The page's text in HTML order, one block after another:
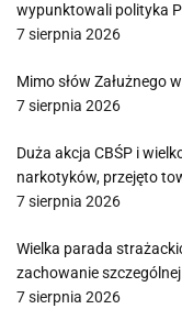
wypunktowali polityka
7 sierpnia 2026
Mimo słów Załużnego
7 sierpnia 2026
Duża akcja CBŚP i
narkotyków, przejęto
7 sierpnia 2026
Wielka parada
zachowanie
7 sierpnia 2026